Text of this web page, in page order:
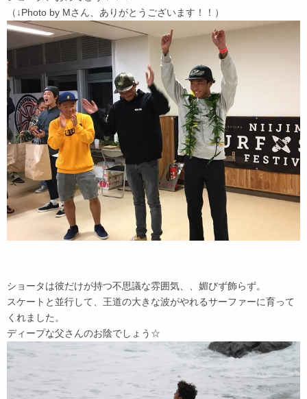
（↓Photo by Mさん、ありがとうございます！！）
ショータは彼だけが持つ不思議な雰囲気、、媚びず飾らず。
スケートと並行して、王道の大きな波がやれるサーファーに育って
くれました。
ディープな父さんのお陰でしょう☆